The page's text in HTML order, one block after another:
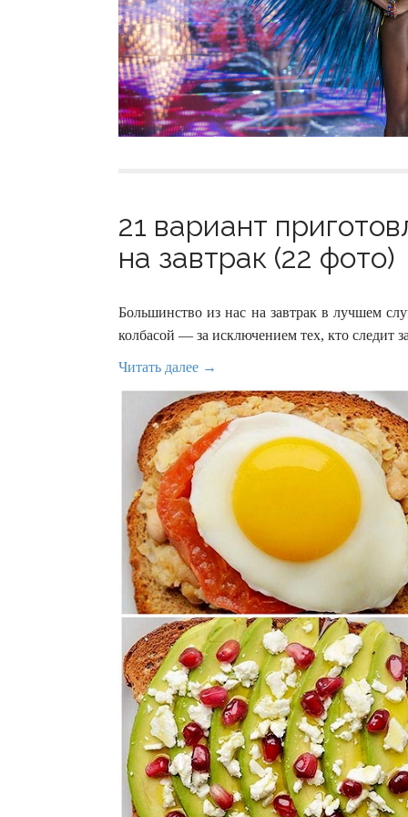
21 вариант
на завтрак (22 фото)
Большинство из нас на завтрак в лучшем
колбасой — за исключением тех, кто следит
Читать далее →